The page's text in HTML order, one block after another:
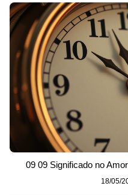
09 09 Significado no
18/05/